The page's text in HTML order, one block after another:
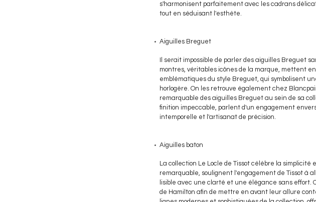
s'harmonisent parfaitement avec les cadrans
tout en séduisant l'esthète.
Aiguilles Breguet
Il serait impossible de parler des aiguilles Breguet
montres, véritables icônes de la marque, mettent
emblématiques du style Breguet, qui symbolisent
horlogère. On les retrouve également chez
remarquable des aiguilles Breguet au sein de sa
finition impeccable, parlent d'un engagement
intemporelle et l'artisanat de précision.
Aiguilles baton
La collection Le Locle de Tissot célèbre la
remarquable, soulignent l'engagement de Tissot
lisible avec une clarté et une élégance sans effort.
de Hamilton afin de mettre en avant leur allure